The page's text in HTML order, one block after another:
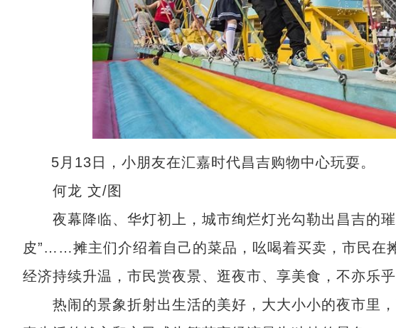
5月13日，小朋友在汇嘉时代昌吉购物中心玩耍。
何龙 文/图
夜幕降临、华灯初上，城市绚烂灯光勾勒出昌吉的璀
皮”……摊主们介绍着自己的菜品，吆喝着买卖，市民在
经济持续升温，市民赏夜景、逛夜市、享美食，不亦乐乎
热闹的景象折射出生活的美好，大大小小的夜市里，